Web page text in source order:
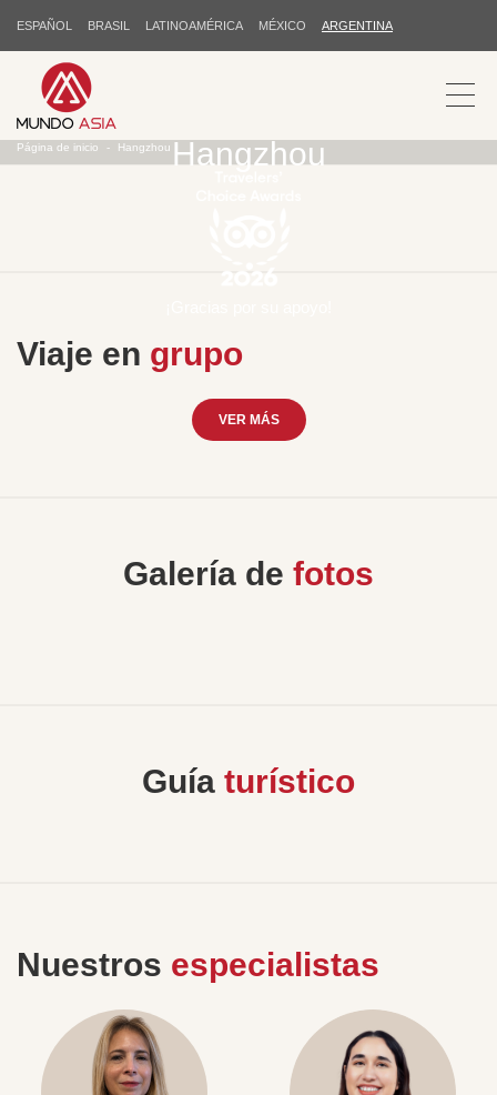
ESPAÑOL BRASIL LATINOAMÉRICA MÉXICO ARGENTINA
Hangzhou
Página de inicio Hangzhou
Viaje en grupo
VER MÁS
Galería de fotos
Guía turístico
Nuestros especialistas